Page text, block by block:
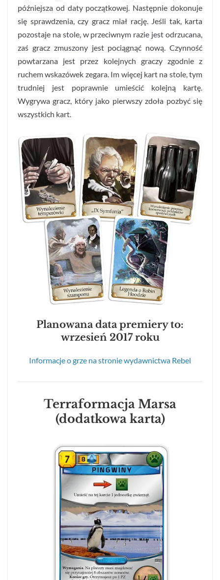
późniejsza od daty początkowej. Następnie dokonuje
się sprawdzenia, czy gracz miał rację. Jeśli tak, karta
pozostaje na stole, w przeciwnym razie jest odrzucana,
zaś gracz zmuszony jest pociągnąć nową. Czynność
powtarzana jest przez kolejnych graczy zgodnie z
ruchem wskazówek zegara. Im więcej kart na stole, tym
trudniej jest poprawnie umieścić kolejną kartę.
Wygrywa gracz, który jako pierwszy zdoła pozbyć się
wszystkich kart.
Planowana data premiery to:
wrzesień 2017 roku
Informacje o grze na stronie wydawnictwa Rebel
Terraformacja Marsa
(dodatkowa karta)